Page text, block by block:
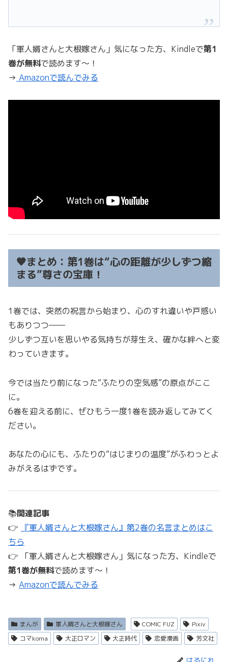
「軍人婿さんと大根嫁さん」気になった方、Kindleで第1
巻が無料で読めます～！
→ Amazonで読んでみる
🧡まとめ：第1巻は“心の距離が少しずつ縮
まる”尊さの宝庫！
1巻では、突然の祝言から始まり、心のすれ違いや戸惑い
もありつつ――
少しずつ互いを思いやる気持ちが芽生え、確かな絆へと変
わっていきます。
今では当たり前になった“ふたりの空気感”の原点がここ
に。
6巻を迎える前に、ぜひもう一度1巻を読み返してみてく
ださい。
あなたの心にも、ふたりの“はじまりの温度”がふわっとよ
みがえるはずです。
📚関連記事
👉
『軍人婿さんと大根嫁さん』第2巻の名言まとめはこ
ちら
👉 「軍人婿さんと大根嫁さん」気になった方、Kindleで
第1巻が無料で読めます～！
→ Amazonで読んでみる
まんが 軍人婿さんと大根嫁さん COMIC FUZ
Pixiv
コマkoma
大正ロマン 大正時代 恋愛漫画 芳文社